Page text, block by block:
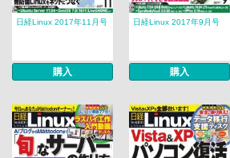
日経Linux 2017年11月号
購入
日経Linux 2017年9月号
購入